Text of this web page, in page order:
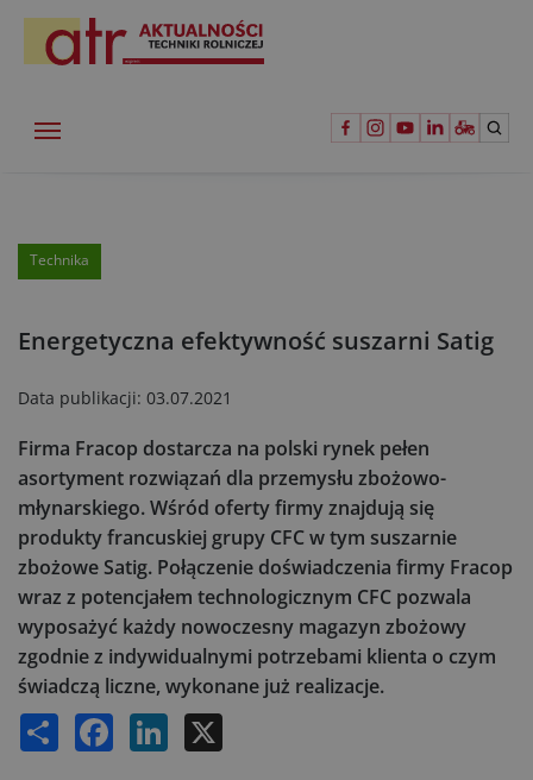
Technika
Energetyczna efektywność suszarni Satig
Data publikacji: 03.07.2021
Firma Fracop dostarcza na polski rynek pełen
asortyment rozwiązań dla przemysłu zbożowo-
młynarskiego. Wśród oferty firmy znajdują się
produkty francuskiej grupy CFC w tym suszarnie
zbożowe Satig. Połączenie doświadczenia firmy Fracop
wraz z potencjałem technologicznym CFC pozwala
wyposażyć każdy nowoczesny magazyn zbożowy
zgodnie z indywidualnymi potrzebami klienta o czym
świadczą liczne, wykonane już realizacje.
Share Facebook LinkedIn